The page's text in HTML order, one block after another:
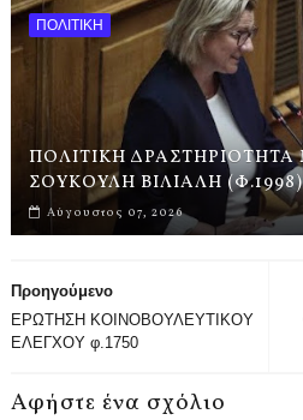
ΠΟΛΙΤΙΚΗ
ΠΟΛΙΤΙΚΗ
ΣΟΥΚΟΥΛΗ ΒΙΛΙΑΛΗ (Φ.1998)
Αύγουστος 07, 2026
Προηγούμενο
ΕΡΩΤΗΣΗ ΚΟΙΝΟΒΟΥΛΕΥΤΙΚΟΥ
ΕΛΕΓΧΟΥ φ.1750
Αφήστε ένα σχόλιο